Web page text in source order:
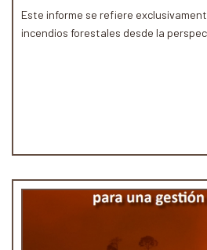
Este informe se refiere
incendios forestales desde la